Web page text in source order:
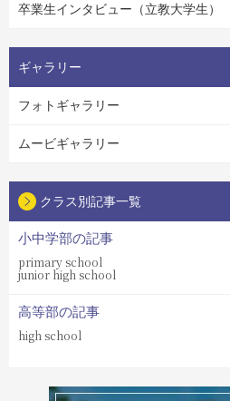
卒業生インタビュー（立教大学生）
ギャラリー
フォトギャラリー
ムービギャラリー
クラス別記事一覧
小中学部の記事
primary school
junior high school
高等部の記事
high school